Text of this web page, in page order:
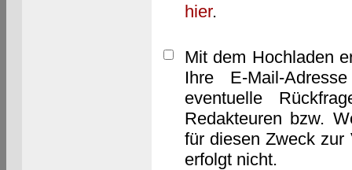
hier.
Mit dem Hochladen
Ihre E-Mail-
eventuelle
Redakteuren bzw.
für diesen Zweck zur
erfolgt nicht.